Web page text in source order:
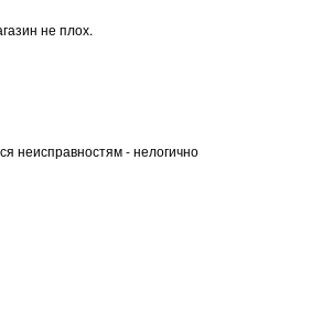
не плох.
неисправностям - нелогично